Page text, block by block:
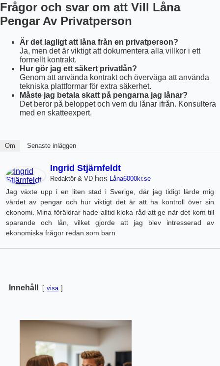
Frågor och svar om att Vill Låna
Pengar Av Privatperson
Är det lagligt att låna från en privatperson?
Ja, men det är viktigt att dokumentera alla villkor i ett
formellt kontrakt.
Hur gör jag ett säkert privatlån?
Genom att använda kontrakt och överväga att använda
tekniska plattformar för extra säkerhet.
Måste jag betala skatt på pengarna jag lånar?
Det beror på beloppet och vem du lånar ifrån. Konsultera
med en skatteexpert.
Om Senaste inläggen
Ingrid Stjärnfeldt
Redaktör & VD hos Låna6000kr.se
Jag växte upp i en liten stad i Sverige, där jag tidigt lärde mig
värdet av pengar och hur viktigt det är att ha kontroll över sin
ekonomi. Mina föräldrar hade alltid kloka råd att ge när det kom till
sparande och lån, vilket gjorde att jag blev intresserad av
ekonomiska frågor redan som barn.
Innehåll visa